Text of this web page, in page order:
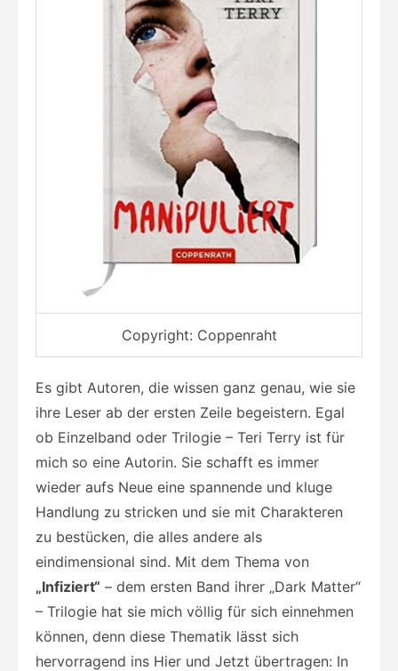
Copyright: Coppenraht
Es gibt Autoren, die wissen ganz genau, wie sie
ihre Leser ab der ersten Zeile begeistern. Egal
ob Einzelband oder Trilogie – Teri Terry ist für
mich so eine Autorin. Sie schafft es immer
wieder aufs Neue eine spannende und kluge
Handlung zu stricken und sie mit Charakteren
zu bestücken, die alles andere als
eindimensional sind. Mit dem Thema von
„Infiziert“ – dem ersten Band ihrer „Dark Matter“
– Trilogie hat sie mich völlig für sich einnehmen
können, denn diese Thematik lässt sich
hervorragend ins Hier und Jetzt übertragen: In